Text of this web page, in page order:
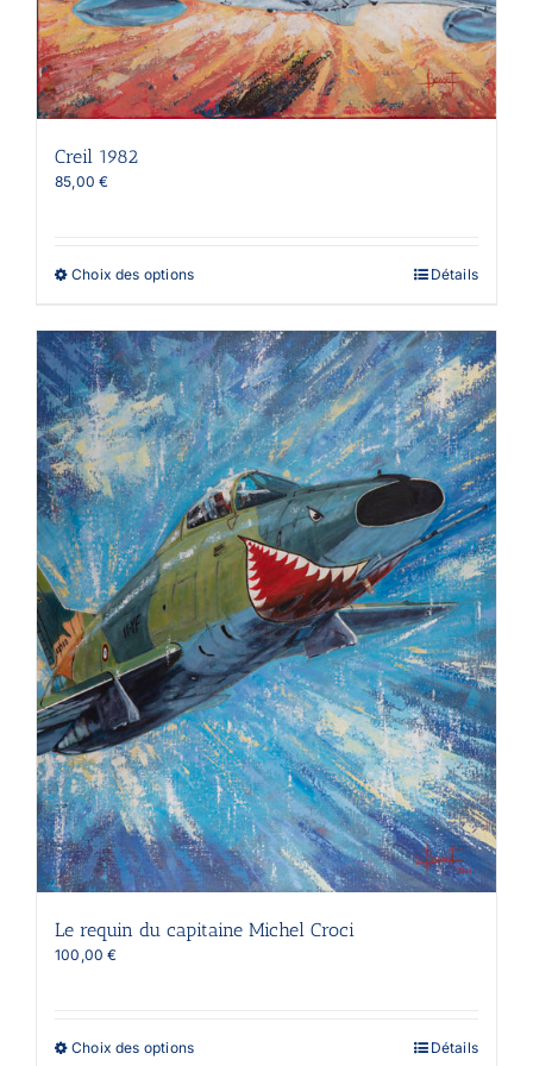
Creil 1982
85,00€
Choix des optionsCe
plusieurs
variations.
Les
options
peuvent
être
choisies
sur
la
page
du
produit
Détails
Le requin du capitaine Michel Croci
100,00€
Choix des optionsCe
Détails